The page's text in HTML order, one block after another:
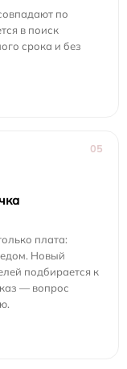
по
в поиск
срока и без
05
плата:
Новый
подбирается к
— вопрос